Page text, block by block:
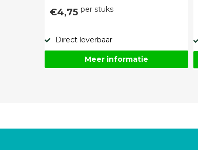
€4,75 per stuks
Direct leverbaar
Meer informatie